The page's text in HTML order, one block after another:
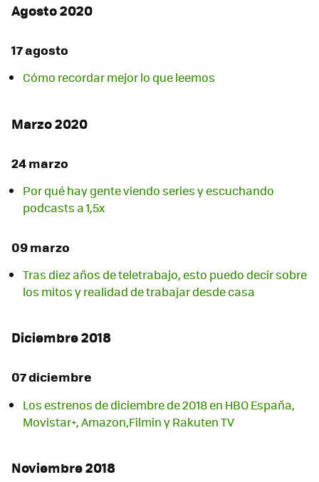
Agosto 2020
17 agosto
Cómo recordar mejor lo que leemos
Marzo 2020
24 marzo
Por qué hay gente viendo series y escuchando
podcasts a 1,5x
09 marzo
Tras diez años de teletrabajo, esto puedo decir sobre
los mitos y realidad de trabajar desde casa
Diciembre 2018
07 diciembre
Los estrenos de diciembre de 2018 en HBO España,
Movistar+, Amazon,Filmin y Rakuten TV
Noviembre 2018